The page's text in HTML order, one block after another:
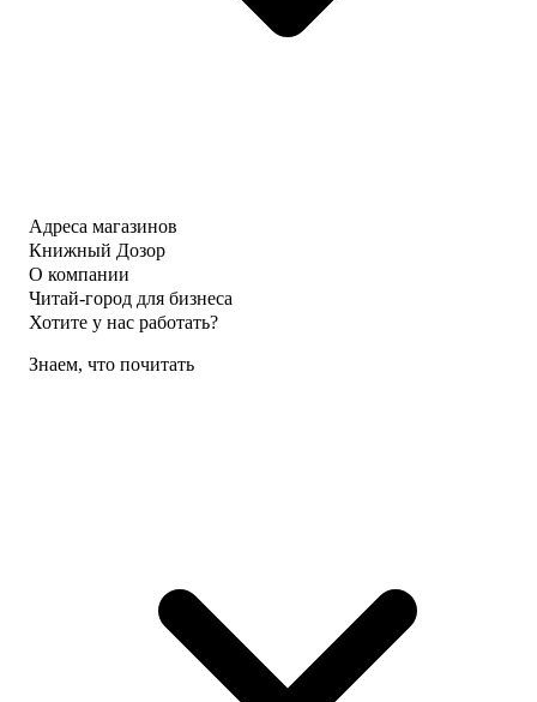
Адреса магазинов
Книжный Дозор
О компании
Читай-город для бизнеса
Хотите у нас работать?
Знаем, что почитать